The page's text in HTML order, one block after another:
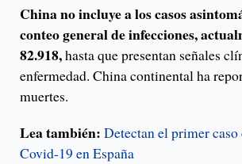
China no incluye a los casos
conteo general de infecciones,
82.918,hasta que presentan señales
enfermedad. China continental ha
muertes.
Lea también: Detectan el primer caso
Covid-19 en España